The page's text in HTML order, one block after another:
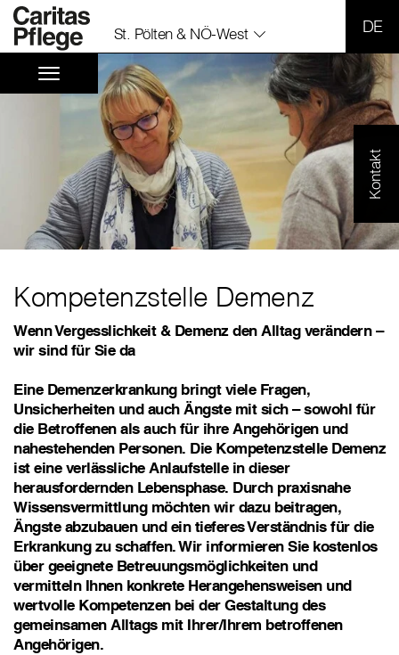
St. Pölten & NÖ-West
Kontakt
Kompetenzstelle Demenz
Wenn Vergesslichkeit & Demenz den Alltag verändern –
wir sind für Sie da
Eine Demenzerkrankung bringt viele Fragen,
Unsicherheiten und auch Ängste mit sich – sowohl für
die Betroffenen als auch für ihre Angehörigen und
nahestehenden Personen. Die Kompetenzstelle Demenz
ist eine verlässliche Anlaufstelle in dieser
herausfordernden Lebensphase. Durch praxisnahe
Wissensvermittlung möchten wir dazu beitragen,
Ängste abzubauen und ein tieferes Verständnis für die
Erkrankung zu schaffen. Wir informieren Sie kostenlos
über geeignete Betreuungsmöglichkeiten und
vermitteln Ihnen konkrete Herangehensweisen und
wertvolle Kompetenzen bei der Gestaltung des
gemeinsamen Alltags mit Ihrer/Ihrem betroffenen
Angehörigen.